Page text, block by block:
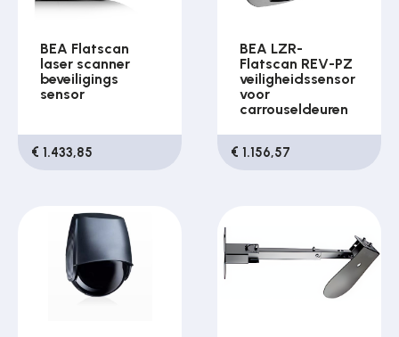
BEA Flatscan
laser scanner
beveiligings
sensor
€ 1.433,85
BEA LZR-
Flatscan REV-PZ
veiligheidssensor
voor
carrouseldeuren
€ 1.156,57